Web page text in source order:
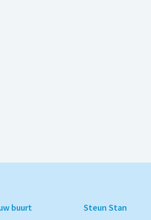
buurt Steun Stan